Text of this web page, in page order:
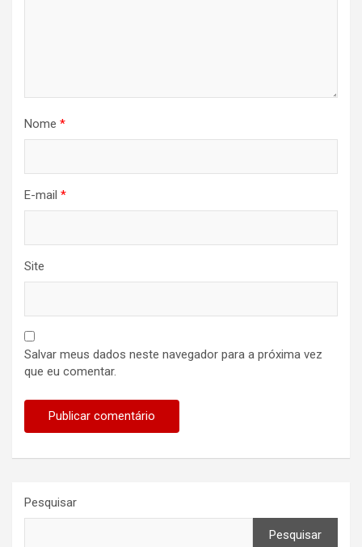
Nome *
E-mail *
Site
Salvar meus dados neste navegador para a próxima vez
que eu comentar.
Pesquisar
Pesquisar